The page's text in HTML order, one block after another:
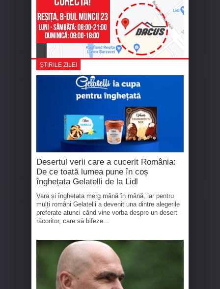
ȘTIRILE ZILEI
Desertul verii care a cucerit România:
De ce toată lumea pune în coș
înghețata Gelatelli de la Lidl
Vara și înghețata merg mână în mână, iar pentru
mulți români Gelatelli a devenit una dintre alegerile
preferate atunci când vine vorba despre un desert
răcoritor, care să bifeze...